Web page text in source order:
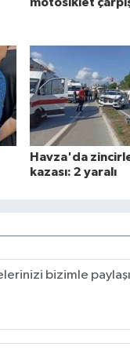
motosiklet
Havza'da
kazası: 2 yaralı